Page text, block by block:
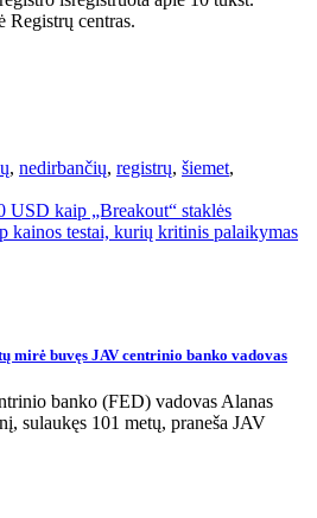
Registrų centras.
, nedirbančių, registrų, šiemet,
USD kaip „Breakout“ staklės
kainos testai, kurių kritinis palaikymas
mirė buvęs JAV centrinio banko vadovas
banko (FED) vadovas Alanas
sulaukęs 101 metų, praneša JAV